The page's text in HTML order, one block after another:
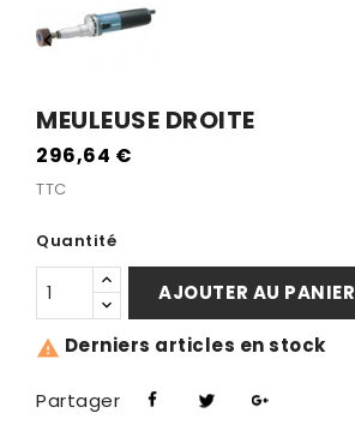

MEULEUSE DROITE
296,64 €
TTC
Quantité
AJOUTER AU PANIER
 Derniers articles en stock
Partager